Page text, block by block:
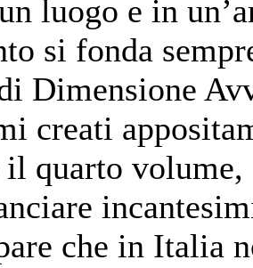
luogo e in
si fonda
Dimensione
creati
il quarto
che in Italia